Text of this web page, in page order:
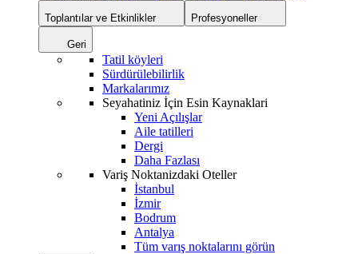
Toplantılar ve Etkinlikler Profesyoneller
Geri
Tatil köyleri
Sürdürülebilirlik
Markalarımız
Seyahatiniz İçin Esin Kaynaklari
Yeni Açılışlar
Aile tatilleri
Dergi
Daha Fazlası
Variş Noktanizdaki Oteller
İstanbul
İzmir
Bodrum
Antalya
Tüm varış noktalarını görün